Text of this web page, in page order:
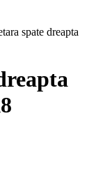
spate dreapta